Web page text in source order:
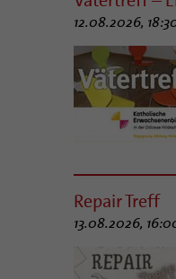
12.08.2026,
Repair Treff
13.08.2026,